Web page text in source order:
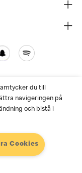
du till
navigeringen på
och bistå i
Cookies